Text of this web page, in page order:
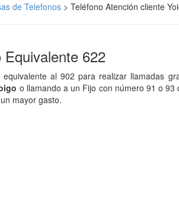
de Telefonos > Teléfono Atención cliente
622
al 902 para realizar llamadas
o llamando a un Fijo con número 91 o 93
mayor gasto.